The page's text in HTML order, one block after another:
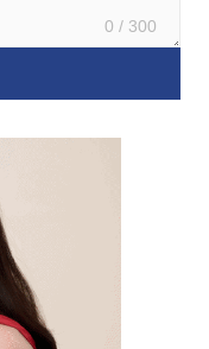
0 / 300